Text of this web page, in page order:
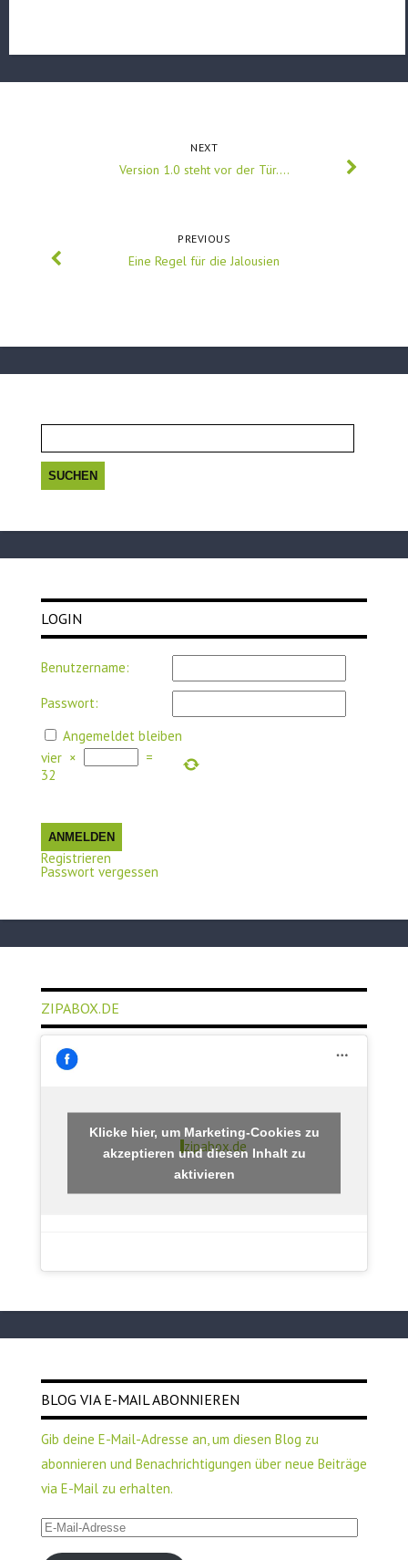
NEXT
Version 1.0 steht vor der Tür….
PREVIOUS
Eine Regel für die Jalousien
LOGIN
Benutzername:
Passwort:
Angemeldet bleiben
vier ×
=
32
ANMELDEN
Registrieren
Passwort vergessen
ZIPABOX.DE
zipabox.de
Klicke hier, um Marketing-Cookies zu
akzeptieren und diesen Inhalt zu
aktivieren
BLOG VIA E-MAIL ABONNIEREN
Gib deine E-Mail-Adresse an, um diesen Blog zu
abonnieren und Benachrichtigungen über neue Beiträge
via E-Mail zu erhalten.
E-
Mail-